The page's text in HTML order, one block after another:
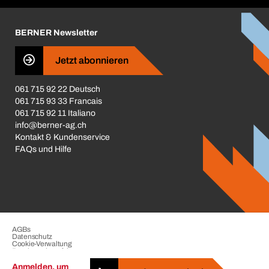
Anmelden, um
Business Conduct
BERNER Newsletter
Jetzt abonnieren
061 715 92 22 Deutsch
061 715 93 33 Francais
061 715 92 11 Italiano
info@berner-ag.ch
Kontakt & Kundenservice
FAQs und Hilfe
AGBs
Datenschutz
Cookie-Verwaltung
Beschwerdeverfahren